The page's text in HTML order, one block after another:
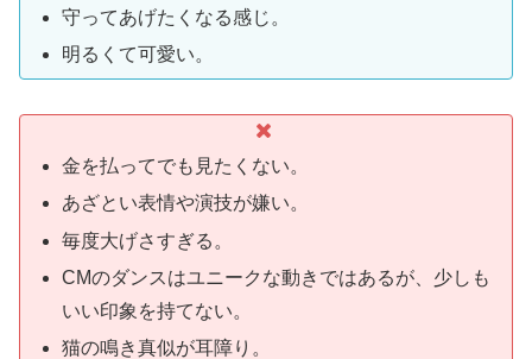
守ってあげたくなる感じ。
明るくて可愛い。
金を払ってでも見たくない。
あざとい表情や演技が嫌い。
毎度大げさすぎる。
CMのダンスはユニークな動きではあるが、少しも
いい印象を持てない。
猫の鳴き真似が耳障り。